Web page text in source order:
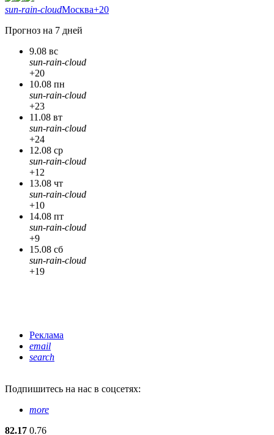
sun-rain-cloudМосква+20
Прогноз на 7 дней
9.08 вс
sun-rain-cloud
+20
10.08 пн
sun-rain-cloud
+23
11.08 вт
sun-rain-cloud
+24
12.08 ср
sun-rain-cloud
+12
13.08 чт
sun-rain-cloud
+10
14.08 пт
sun-rain-cloud
+9
15.08 сб
sun-rain-cloud
+19
Реклама
email
search
Подпишитесь на нас в соцсетях:
more
82.17 0.76